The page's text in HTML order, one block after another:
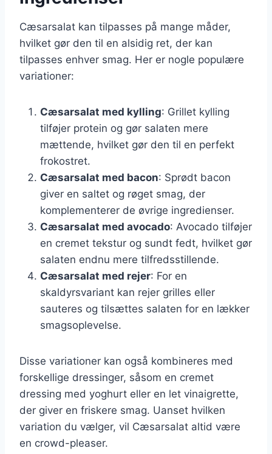
Cæsarsalat kan tilpasses på mange måder,
hvilket gør den til en alsidig ret, der kan
tilpasses enhver smag. Her er nogle populære
variationer:
Cæsarsalat med kylling: Grillet kylling
tilføjer protein og gør salaten mere
mættende, hvilket gør den til en perfekt
frokostret.
Cæsarsalat med bacon: Sprødt bacon
giver en saltet og røget smag, der
komplementerer de øvrige ingredienser.
Cæsarsalat med avocado: Avocado tilføjer
en cremet tekstur og sundt fedt, hvilket gør
salaten endnu mere tilfredsstillende.
Cæsarsalat med rejer: For en
skaldyrsvariant kan rejer grilles eller
sauteres og tilsættes salaten for en lækker
smagsoplevelse.
Disse variationer kan også kombineres med
forskellige dressinger, såsom en cremet
dressing med yoghurt eller en let vinaigrette,
der giver en friskere smag. Uanset hvilken
variation du vælger, vil Cæsarsalat altid være
en crowd-pleaser.